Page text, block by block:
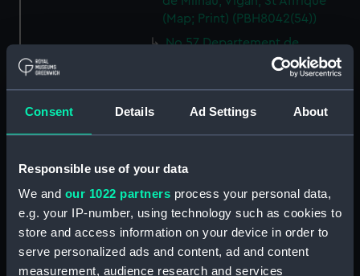
Consent Details Ad Settings About
Responsible use of your data
We and our 1022 partners process your personal data,
e.g. your IP-number, using technology such as cookies to
store and access information on your device in order to
serve personalized ads and content, ad and content
measurement, audience research and services
(Map; Print) (PBH8042(54))
No.57 Departement de
l'Herault: Districts de Lodeve,
Bezier, St Pons (Map; Print)
No.58 Departement de l'Aude:
District de Narbonne (Map;
Pyrenees Orientales: District de
Perpignan, Ceret (Map; Print)
(PBH8042(57))
No.60 Departement de Seine